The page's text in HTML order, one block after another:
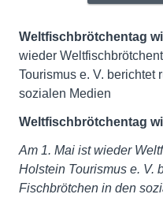
Weltfischbrötchentag
wieder
Tourismus e. V. berichtet
sozialen Medien
Weltfischbrötchentag
Am 1. Mai ist wieder
Holstein Tourismus e. V.
Fischbrötchen in den